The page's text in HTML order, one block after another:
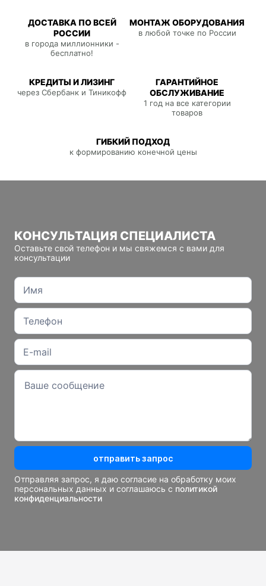
ДОСТАВКА ПО ВСЕЙ
РОССИИ
в города миллионники -
бесплатно!
МОНТАЖ ОБОРУДОВАНИЯ
в любой точке по России
КРЕДИТЫ И ЛИЗИНГ
через Сбербанк и Тиникофф
ГАРАНТИЙНОЕ
ОБСЛУЖИВАНИЕ
1 год на все категории
товаров
ГИБКИЙ ПОДХОД
к формированию конечной цены
КОНСУЛЬТАЦИЯ СПЕЦИАЛИСТА
Оставьте свой телефон и мы свяжемся с вами для
консультации
отправить запрос
Отправляя запрос, я даю согласие на обработку моих
персональных данных и соглашаюсь с политикой
конфиденциальности